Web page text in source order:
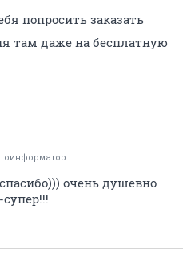
попросить заказать
там даже на бесплатную
очень душевно